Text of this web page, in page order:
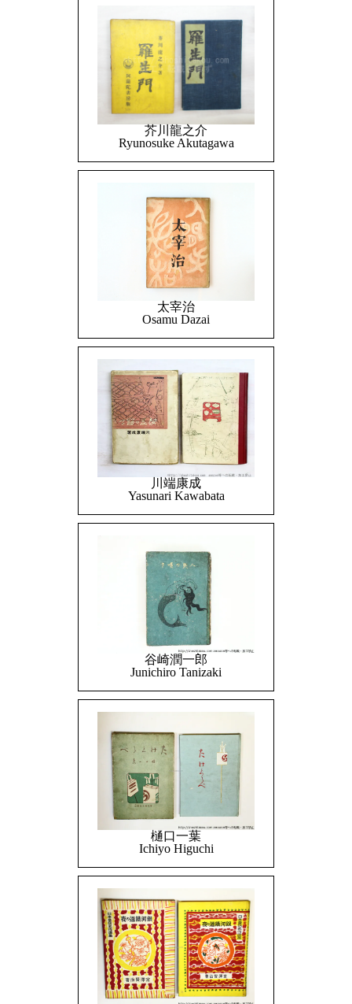
芥川龍之介
Ryunosuke Akutagawa
太宰治
Osamu Dazai
川端康成
Yasunari Kawabata
谷崎潤一郎
Junichiro Tanizaki
樋口一葉
Ichiyo Higuchi